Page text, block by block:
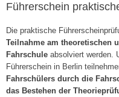
Führerschein
Die praktische
Teilnahme am theoretischen
Fahrschule absolviert werden.
Führerschein in Berlin
Fahrschülers durch die
das Bestehen der